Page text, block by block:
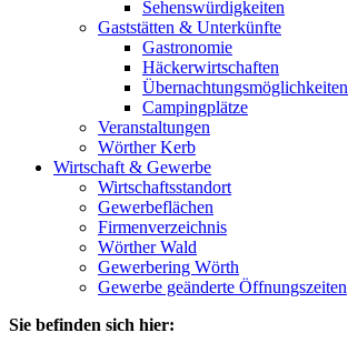
Sehenswürdigkeiten
Gaststätten & Unterkünfte
Gastronomie
Häckerwirtschaften
Übernachtungsmöglichkeiten
Campingplätze
Veranstaltungen
Wörther Kerb
Wirtschaft & Gewerbe
Wirtschaftsstandort
Gewerbeflächen
Firmenverzeichnis
Wörther Wald
Gewerbering Wörth
Gewerbe geänderte Öffnungszeiten
Sie befinden sich hier: